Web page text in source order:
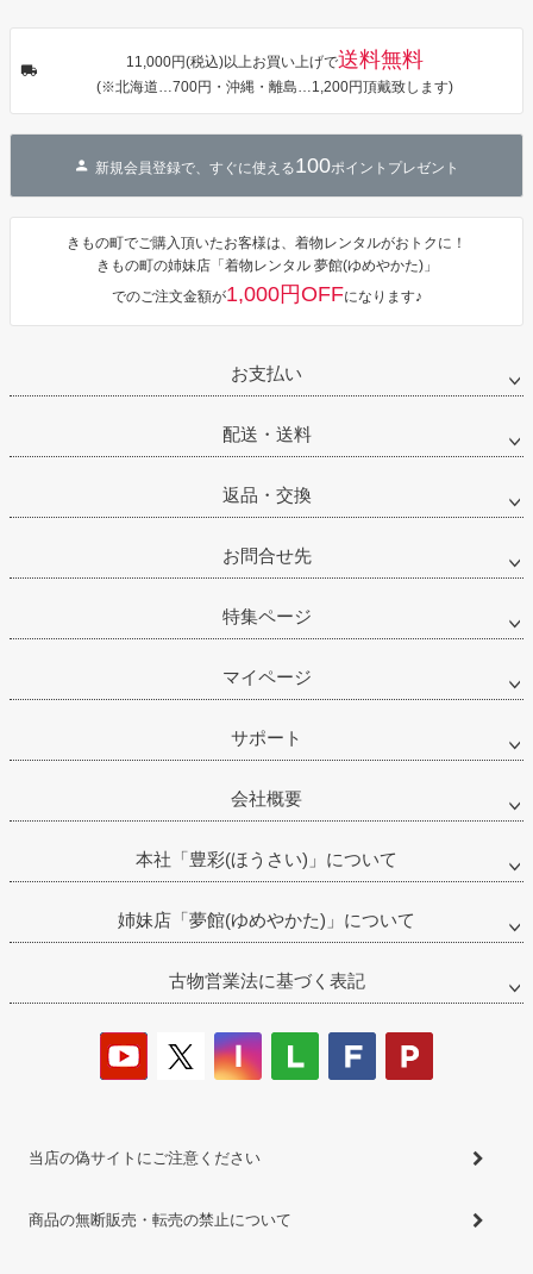
チューリッ
カシュクール
ワンピース 簡
単着付け 大人
11,000円(税込)以上お買い上げで送料無料
(※北海道…700円・沖縄・離島…1,200円頂戴致します)
新規会員登録で、すぐに使える100ポイントプレゼント
きもの町でご購入頂いたお客様は、着物レンタルがおトクに！
きもの町の姉妹店「着物レンタル 夢館(ゆめやかた)」
でのご注文金額が1,000円OFFになります♪
お支払い
配送・送料
返品・交換
お問合せ先
特集ページ
マイページ
サポート
会社概要
本社「豊彩(ほうさい)」について
姉妹店「夢館(ゆめやかた)」について
古物営業法に基づく表記
当店の偽サイトにご注意ください
商品の無断販売・転売の禁止について